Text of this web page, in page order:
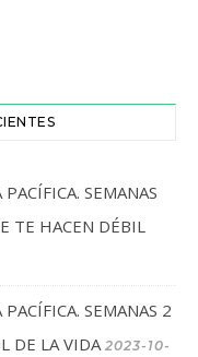
SEMANAS
TE HACEN DÉBIL
SEMANAS 2
DE LA VIDA 2023-10-